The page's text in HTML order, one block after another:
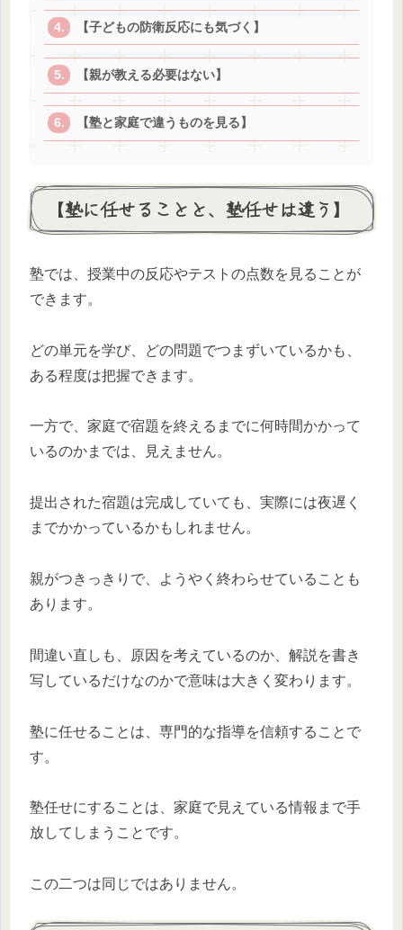
【子どもの防衛反応にも気づく】
【親が教える必要はない】
【塾と家庭で違うものを見る】
【塾に任せることと、塾任せは違う】
塾では、授業中の反応やテストの点数を見ることが
できます。
どの単元を学び、どの問題でつまずいているかも、
ある程度は把握できます。
一方で、家庭で宿題を終えるまでに何時間かかって
いるのかまでは、見えません。
提出された宿題は完成していても、実際には夜遅く
までかかっているかもしれません。
親がつきっきりで、ようやく終わらせていることも
あります。
間違い直しも、原因を考えているのか、解説を書き
写しているだけなのかで意味は大きく変わります。
塾に任せることは、専門的な指導を信頼することで
す。
塾任せにすることは、家庭で見えている情報まで手
放してしまうことです。
この二つは同じではありません。